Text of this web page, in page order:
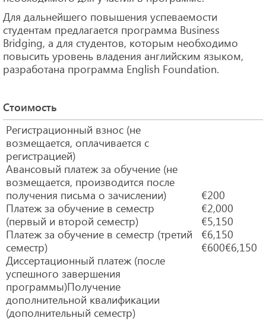
Для дальнейшего повышения успеваемости
студентам предлагается программа Business
Bridging, а для студентов, которым необходимо
повысить уровень владения английским языком,
разработана программа English Foundation.
Стоимость
Регистрационный взнос (не
возмещается, оплачивается с
регистрацией)
Авансовый платеж за обучение (не
возмещается, производится после
получения письма о зачислении)
Платеж за обучение в семестр
(первый и второй семестр)
Платеж за обучение в семестр (третий
семестр)
Диссертационный платеж (после
успешного завершения
программы)Получение
дополнительной квалификации
(дополнительный семестр)
€200
€2,000
€5,150
€6,150
€600€6,150